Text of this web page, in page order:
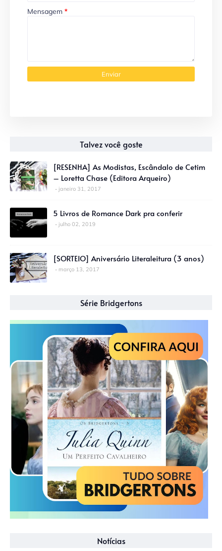
Mensagem *
Talvez você goste
[RESENHA] As Modistas, Escândalo de Cetim
– Loretta Chase (Editora Arqueiro)
janeiro 31, 2017
5 Livros de Romance Dark pra conferir
julho 02, 2019
[SORTEIO] Aniversário Literaleitura (3 anos)
março 13, 2017
Série Bridgertons
Notícias